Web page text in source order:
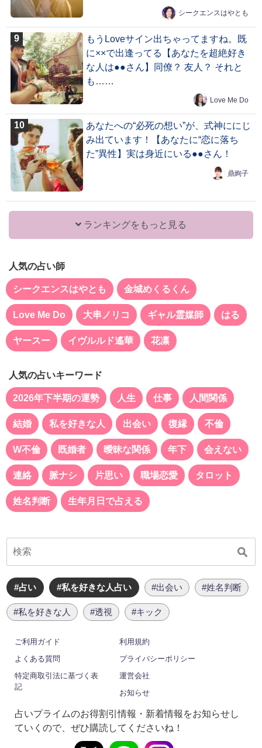
シークエンスはやとも
もうLoveサイン出ちゃってますね。既
に××で出逢ってる【あなたを超絶好き
な人は●●さん】同僚？ 友人？ それと
も……
Love Me Do
あなたへの“必死の想い”が、式神ににじ
み出ています！【あなたに“恋に落ち
た”異性】実は身近にいる●●さん！
鼎絢子
ランキングをもっと見る
人気の占い師
シークエンスはやとも 金城めくるくん
Love Me Do 大串ノリコ ギャル霊媒師 はる
ヤースー イヴルルド遙華 花凛
人気の占いキーワード
2026年下半期の運勢 人生 仕事 人間関係
結婚 私を好きな人 出会い 復縁 不倫
W不倫 既婚者 曖昧な関係 年下 会えない
連絡 脈ナシ 片思い 職場恋愛 タロット
姓名判断 生年月日で占える
#占い #私を好きな人占い #出会い #姓名判断
#私を好きな人 #透視 #キック
ご利用ガイド
利用規約
よくある質問
プライバシーポリシー
特定商取引法に基づく表
記
運営会社
お知らせ
占いプライムのお得割引情報・新着情報をお知らせし
ていくので、ぜひ購読してくださいね！